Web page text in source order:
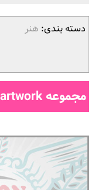
دسته بندی: هنر
مجموعه Boomartwork